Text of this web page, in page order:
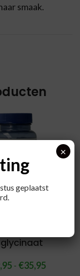
smaak.
- €35,95
geplaatst
×